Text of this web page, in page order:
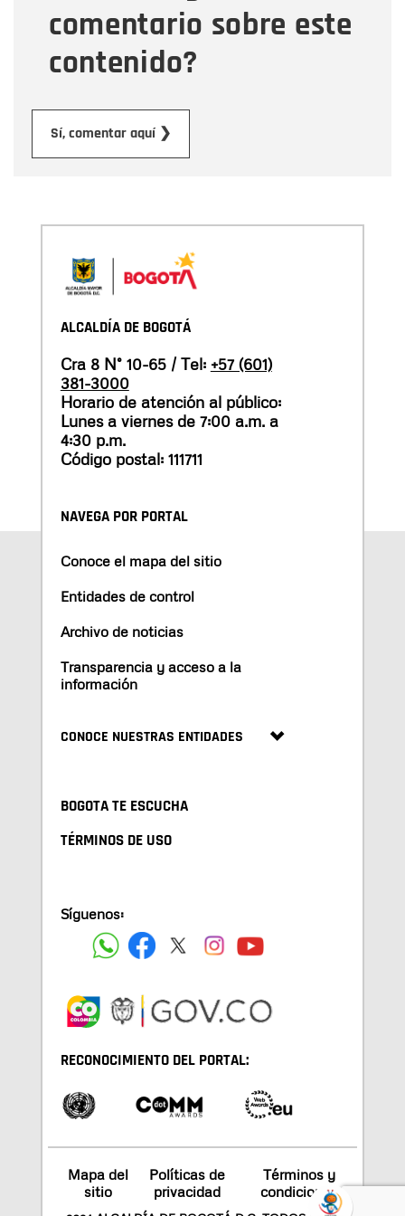
comentario sobre este
contenido?
Sí, comentar aquí ❯
ALCALDÍA DE BOGOTÁ
Cra 8 N° 10-65 / Tel: +57 (601)
381-3000
Horario de atención al público:
Lunes a viernes de 7:00 a.m. a
4:30 p.m.
Código postal: 111711
NAVEGA POR PORTAL
Conoce el mapa del sitio
Entidades de control
Archivo de noticias
Transparencia y acceso a la
información
CONOCE NUESTRAS ENTIDADES
BOGOTA TE ESCUCHA
TÉRMINOS DE USO
Síguenos:
RECONOCIMIENTO DEL PORTAL:
Mapa del
sitio
Políticas de
privacidad
Términos y
condiciones